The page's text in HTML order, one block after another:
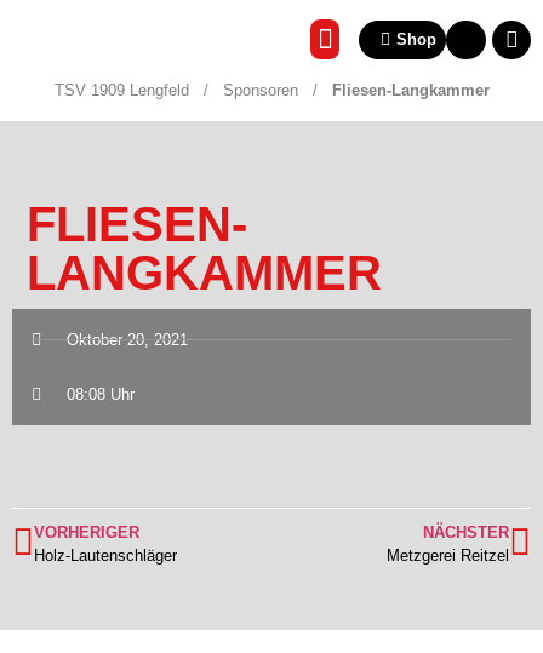
Shop
TSV 1909 Lengfeld / Sponsoren/ Fliesen-Langkammer
Oktober 20, 2021
08:08 Uhr
FLIESEN-
LANGKAMMER
VORHERIGER
Holz-Lautenschläger
NÄCHSTER
Metzgerei Reitzel